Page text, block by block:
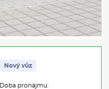
Nový vůz
Doba pronájmu: